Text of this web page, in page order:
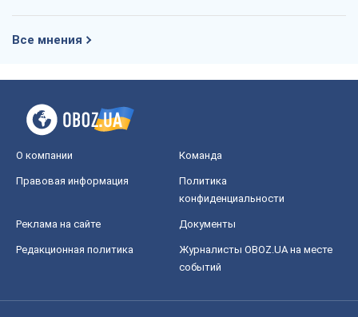
Все мнения
О компании Команда
Правовая информация
Политика
конфиденциальности
Реклама на сайте Документы
Редакционная политика
Журналисты OBOZ.UA на месте
событий